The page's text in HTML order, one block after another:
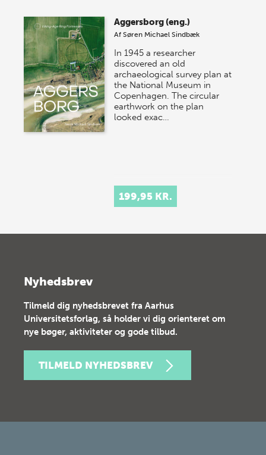
Aggersborg (eng.)
AfSøren Michael Sindbæk
In 1945 a researcher
discovered an old
archaeological survey plan at
the National Museum in
Copenhagen. The circular
earthwork on the plan
looked exac…
199,95 KR.
Nyhedsbrev
Tilmeld dig nyhedsbrevet fra Aarhus
Universitetsforlag, så holder vi dig orienteret om
nye bøger, aktiviteter og gode tilbud.
TILMELD NYHEDSBREV